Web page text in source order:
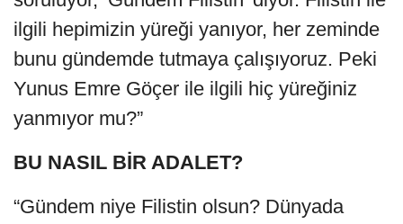
ilgili hepimizin yüreği yanıyor, her zeminde
bunu gündemde tutmaya çalışıyoruz. Peki
Yunus Emre Göçer ile ilgili hiç yüreğiniz
yanmıyor mu?”
BU NASIL BİR ADALET?
“Gündem niye Filistin olsun? Dünyada